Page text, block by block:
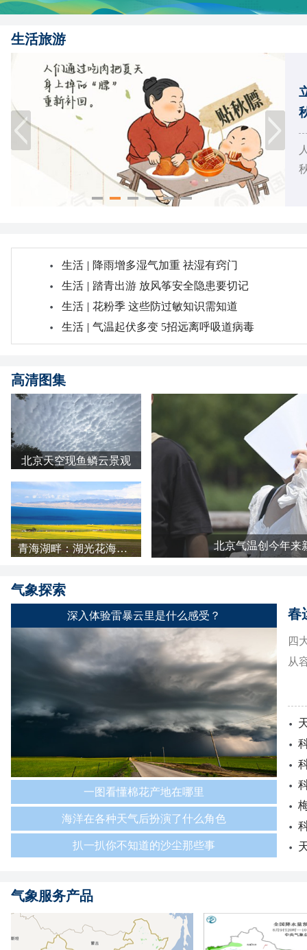
生活旅游
生活 | 降雨增多湿气加重 祛湿有窍门
生活 | 踏青出游 放风筝安全隐患要切记
生活 | 花粉季 这些防过敏知识需知道
生活 | 气温起伏多变 5招远离呼吸道病毒
高清图集
北京天空现鱼鳞云景观
青海湖畔：湖光花海长云 天地铺成明亮画卷 北京气温创今年来
气象探索
深入体验雷暴云里是什么感受？
一图看懂棉花产地在哪里
海洋在各种天气后扮演了什么角色
扒一扒你不知道的沙尘那些事
春
四
从
气象服务产品